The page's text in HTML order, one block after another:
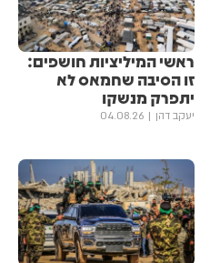
ראשי המיליציות חושפים:
זו הסיבה שחמאס לא
יתפרק מנשקו
יעקב דהן 04.08.26